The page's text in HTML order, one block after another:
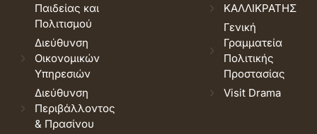
Παιδείας και
Πολιτισμού
Διεύθυνση
Οικονομικών
Υπηρεσιών
Διεύθυνση
Περιβάλλοντος
& Πρασίνου
ΚΑΛΛΙΚΡΑΤΗΣ
Γενική
Γραμματεία
Πολιτικής
Προστασίας
Visit Drama